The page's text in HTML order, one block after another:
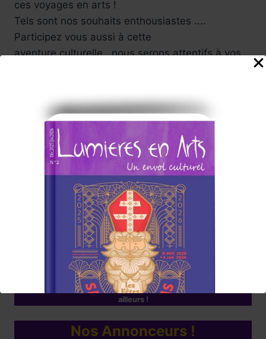
ces voyages en arts !
Tels sont nos souhaits enthousiastes ....
Participez vous aussi à cette
aventure culturelle , nous serons attentifs à vos
Carine, et toute l'équipe
de rédaction du Magazine
Abonnez-vous à la Newsletter
Lumières en Arts
www.lumieresenarts.fr
@lumieresenartsofficiel
« DEMANDEZ LE PROGRAMME »
Chaque mois la rédaction de Lumières en Arts vous proposera
une sélection
d'albums/films/livres/expos/événements coup de cœur à
consommer sans modération, ici et/ou
ailleurs !
Nos Annonceurs !